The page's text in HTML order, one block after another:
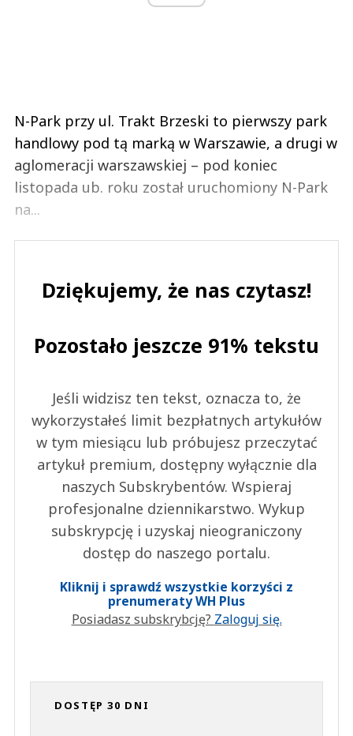
N-Park przy ul. Trakt Brzeski to pierwszy park
handlowy pod tą marką w Warszawie, a drugi w
aglomeracji warszawskiej – pod koniec
listopada ub. roku został uruchomiony N-Park
na...
Dziękujemy, że nas czytasz!
Pozostało jeszcze 91% tekstu
Jeśli widzisz ten tekst, oznacza to, że
wykorzystałeś limit bezpłatnych artykułów
w tym miesiącu lub próbujesz przeczytać
artykuł premium, dostępny wyłącznie dla
naszych Subskrybentów. Wspieraj
profesjonalne dziennikarstwo. Wykup
subskrypcję i uzyskaj nieograniczony
dostęp do naszego portalu.
Kliknij i sprawdź wszystkie korzyści z
prenumeraty WH Plus
Posiadasz subskrybcję? Zaloguj się.
DOSTĘP 30 DNI